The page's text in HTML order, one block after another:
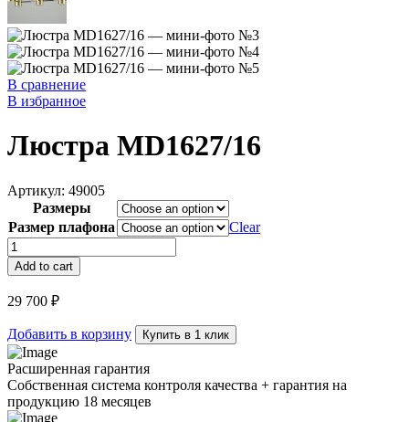
В сравнение
В избранное
Люстра MD1627/16
Артикул: 49005
Размеры
Размер плафона
Clear
Люстра
MD1627/16
quantity
Add to cart
29 700 ₽
Добавить в корзину Купить в 1 клик
Расширенная гарантия
Собственная система контроля качества + гарантия на
продукцию 18 месяцев